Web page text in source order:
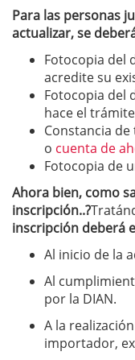
Para las personas
actualizar, se
Fotocopia del
acredite su
Fotocopia del
hace el
Constancia
o cuenta de
Fotocopia de
Ahora bien, como
inscripción..?
inscripción deberá
Al inicio de la
Al
por la DIAN.
A la
importador,